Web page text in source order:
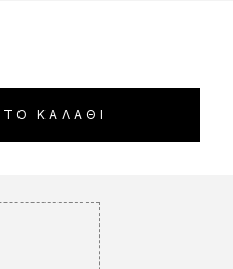
ΚΑΛΆΘΙ